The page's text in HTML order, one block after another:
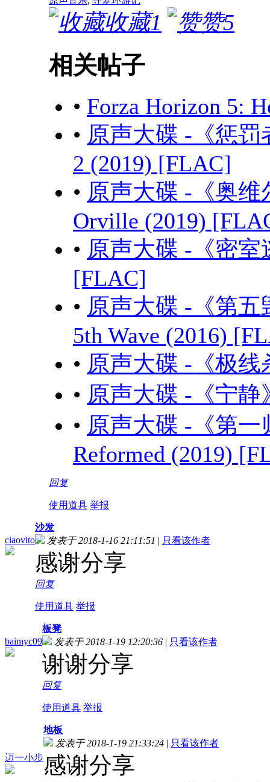
收藏1 赞5
相关帖子
• Forza Horizon 5:
• 原声大碟 -《惩罚
2 (2019) [FLAC]
• 原声大碟 -《奥维
Orville (2019)
• 原声大碟 -《密室
[FLAC]
• 原声大碟 -《第五
5th Wave (2016)
• 原声大碟 -《极线
• 原声大碟 -《宁静
• 原声大碟 -《第
Reformed (2019)
回复
使用道具 举报
ciaovito
沙发
发表于 2018-1-16 21:11:51 | 只看该作者
感谢分享
回复
使用道具 举报
baimyc09
板凳
发表于 2018-1-19 12:20:36 | 只看该作者
谢谢分享
回复
使用道具 举报
迈一小步
地板
发表于 2018-1-19 21:33:24 | 只看该作者
感谢分享